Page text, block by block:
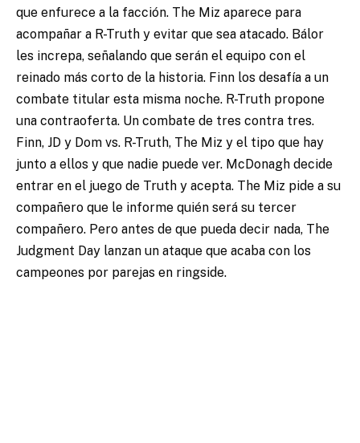
que enfurece a la facción. The Miz aparece para
acompañar a R-Truth y evitar que sea atacado. Bálor
les increpa, señalando que serán el equipo con el
reinado más corto de la historia. Finn los desafía a un
combate titular esta misma noche. R-Truth propone
una contraoferta. Un combate de tres contra tres.
Finn, JD y Dom vs. R-Truth, The Miz y el tipo que hay
junto a ellos y que nadie puede ver. McDonagh decide
entrar en el juego de Truth y acepta. The Miz pide a su
compañero que le informe quién será su tercer
compañero. Pero antes de que pueda decir nada, The
Judgment Day lanzan un ataque que acaba con los
campeones por parejas en ringside.